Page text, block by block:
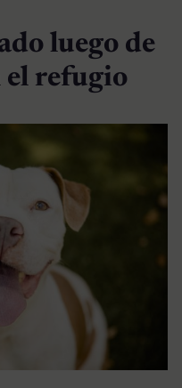
luego de
el refugio